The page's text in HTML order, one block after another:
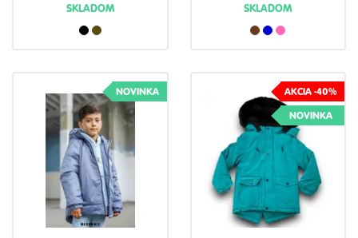
SKLADOM SKLADOM
NOVINKA
AKCIA -40%
NOVINKA